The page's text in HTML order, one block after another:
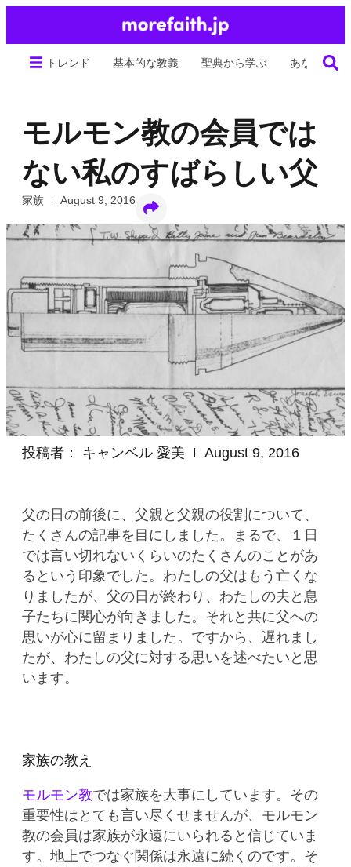
トレンド 基本的な教義 聖典から学ぶ あなたの生
モルモン教の会員では
ない私のすばらしい父
家族 August 9, 2016
投稿者： キャンベル 愛美 August 9, 2016
父の日の前後に、父親と父親の役割について、
たくさんの記事を目にしました。まるで、１日
では言い切れないくらいのたくさんのことがあ
るという印象でした。わたしの父はもう亡くな
りましたが、父の日が終わり、わたしの夫と息
子たちに関心が向きました。それと共に父への
思いが心に留まりました。ですから、遅れまし
たが、わたしの父に対する思いを述べたいと思
います。
家族の教え
モルモン教では家族を大事にしています。その
重要性はとても言い尽くせませんが、モルモン
教の会員は家族が永遠にいられると信じていま
す。地上でつなぐ関係は永遠に続くのです。そ